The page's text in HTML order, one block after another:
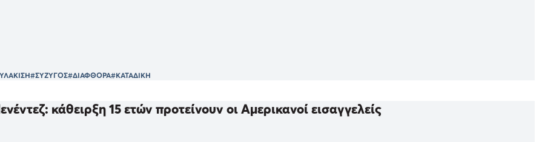
#ΣΥΖΥΓΟΣ#ΔΙΑΦΘΟΡΑ#ΚΑΤΑΔΙΚΗ
κάθειρξη 15 ετών προτείνουν οι Αμερικανοί εισαγγελείς